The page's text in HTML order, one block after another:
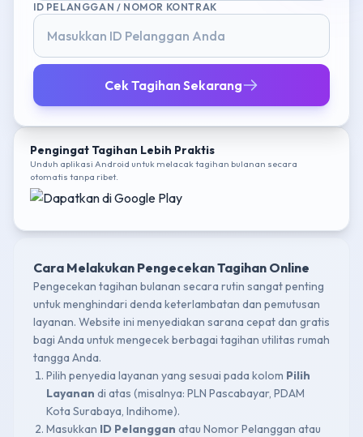
ID PELANGGAN / NOMOR KONTRAK
Cek Tagihan Sekarang
Pengingat Tagihan Lebih Praktis
Unduh aplikasi Android untuk melacak tagihan bulanan secara
otomatis tanpa ribet.
Cara Melakukan Pengecekan Tagihan Online
Pengecekan tagihan bulanan secara rutin sangat penting
untuk menghindari denda keterlambatan dan pemutusan
layanan. Website ini menyediakan sarana cepat dan gratis
bagi Anda untuk mengecek berbagai tagihan utilitas rumah
tangga Anda.
Pilih penyedia layanan yang sesuai pada kolom Pilih
Layanan di atas (misalnya: PLN Pascabayar, PDAM
Kota Surabaya, Indihome).
Masukkan ID Pelanggan atau Nomor Pelanggan atau